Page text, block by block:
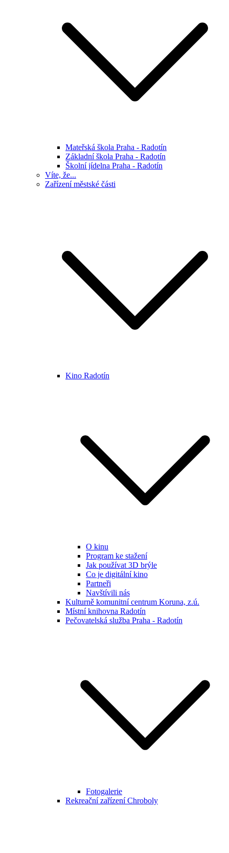
Mateřská škola Praha - Radotín
Základní škola Praha - Radotín
Školní jídelna Praha - Radotín
Víte, že...
Zařízení městské části
Kino Radotín
O kinu
Program ke stažení
Jak používat 3D brýle
Co je digitální kino
Partneři
Navštívili nás
Kulturně komunitní centrum Koruna, z.ú.
Místní knihovna Radotín
Pečovatelská služba Praha - Radotín
Fotogalerie
Rekreační zařízení Chroboly